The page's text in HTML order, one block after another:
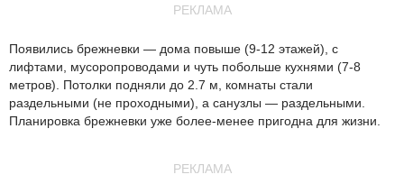
РЕКЛАМА
Появились брежневки — дома повыше (9-12 этажей), с
лифтами, мусоропроводами и чуть побольше кухнями (7-8
метров). Потолки подняли до 2.7 м, комнаты стали
раздельными (не проходными), а санузлы — раздельными.
Планировка брежневки уже более-менее пригодна для жизни.
РЕКЛАМА